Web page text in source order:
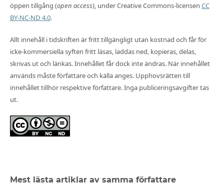
öppen tillgång (open access), under Creative Commons-licensen CC
BY-NC-ND 4.0.
Allt innehåll i tidskriften är fritt tillgängligt utan kostnad och får för
icke-kommersiella syften fritt läsas, laddas ned, kopieras, delas,
skrivas ut och länkas. Innehållet får dock inte ändras. När innehållet
används måste författare och källa anges. Upphovsrätten till
innehållet tillhör respektive författare. Inga publiceringsavgifter tas
ut.
Mest lästa artiklar av samma författare